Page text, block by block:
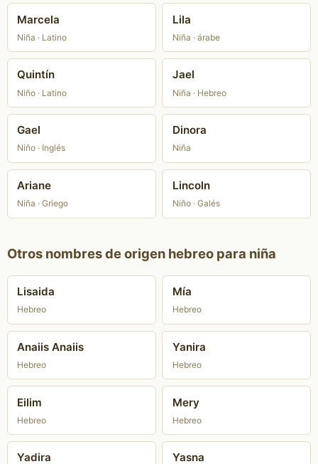
Marcela
Niña · Latino
Lila
Niña · árabe
Quintín
Niño · Latino
Jael
Niña · Hebreo
Gael
Niño · Inglés
Dinora
Niña
Ariane
Niña · Griego
Lincoln
Niño · Galés
Otros nombres de origen hebreo para niña
Lisaida
Hebreo
Mía
Hebreo
Anaiis Anaiis
Hebreo
Yanira
Hebreo
Eilim
Hebreo
Mery
Hebreo
Yadira Yasna